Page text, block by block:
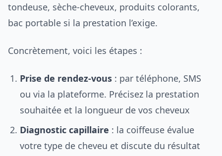
tondeuse, sèche-cheveux, produits colorants,
bac portable si la prestation l’exige.
Concrètement, voici les étapes :
Prise de rendez-vous : par téléphone, SMS
ou via la plateforme. Précisez la prestation
souhaitée et la longueur de vos cheveux
Diagnostic capillaire : la coiffeuse évalue
votre type de cheveu et discute du résultat